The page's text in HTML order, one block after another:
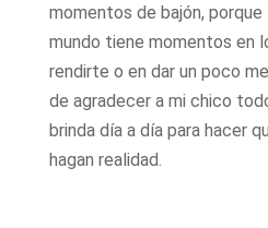
momentos de bajón, porque
mundo tiene momentos en
rendirte o en dar un poco
de agradecer a mi chico
brinda día a día para hacer
hagan realidad.